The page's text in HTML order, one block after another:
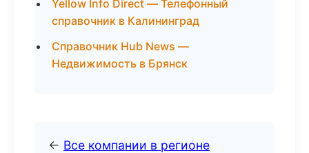
Yellow Info Direct — Телефонный
справочник в Калининград
Справочник Hub News —
Недвижимость в Брянск
← Все компании в регионе